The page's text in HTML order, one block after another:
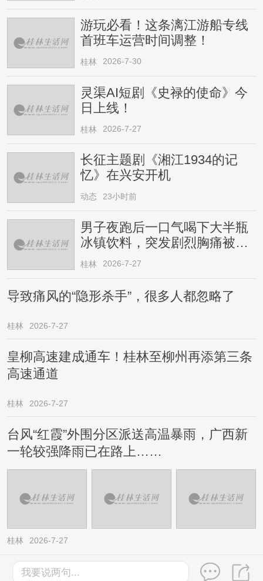
游玩必看！这条漓江游船专线
首班车运营时间调整！
桂林 2026-7-30
灵渠AI短剧《史禄的使命》今
日上线！
桂林 2026-7-27
长征主题剧《湘江1934的记
忆》在兴安开机
动态 23小时前
男子夜跑后一口气喝下大半瓶
冰镇饮料，突发剧烈胸痛被送
医！医生提醒→
桂林 2026-7-27
导致痛风的“隐形杀手”，很多人都忽略了
桂林 2026-7-27
皇柳高速建成通车！桂林至柳州再添第三条
高速通道
桂林 2026-7-27
台风“红霞”外围分区派送高温暴雨，广西新
一轮较强降雨已在路上……
桂林 2026-7-27
©2003-2026桂林生活网版权所有
我要说两句...